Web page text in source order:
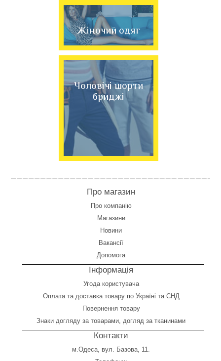
Жіночий одяг
Чоловічі шорти
бриджі
Про магазин
Про компанію
Магазини
Новини
Вакансії
Допомога
Інформація
Угода користувача
Оплата та доставка товару по Україні та СНД
Повернення товару
Знаки догляду за товарами, догляд за тканинами
Контакти
м.Одеса, вул. Базова, 11.